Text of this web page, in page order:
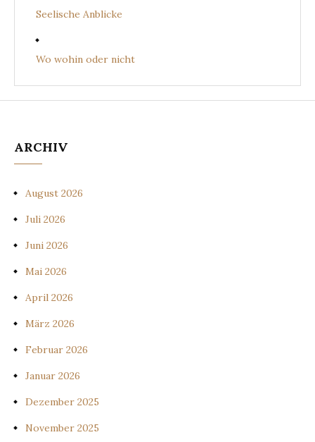
Seelische Anblicke
Wo wohin oder nicht
ARCHIV
August 2026
Juli 2026
Juni 2026
Mai 2026
April 2026
März 2026
Februar 2026
Januar 2026
Dezember 2025
November 2025